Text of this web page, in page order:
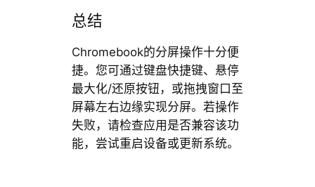
总结
Chromebook的分屏操作十分便
捷。您可通过键盘快捷键、悬停
最大化/还原按钮，或拖拽窗口至
屏幕左右边缘实现分屏。若操作
失败，请检查应用是否兼容该功
能，尝试重启设备或更新系统。